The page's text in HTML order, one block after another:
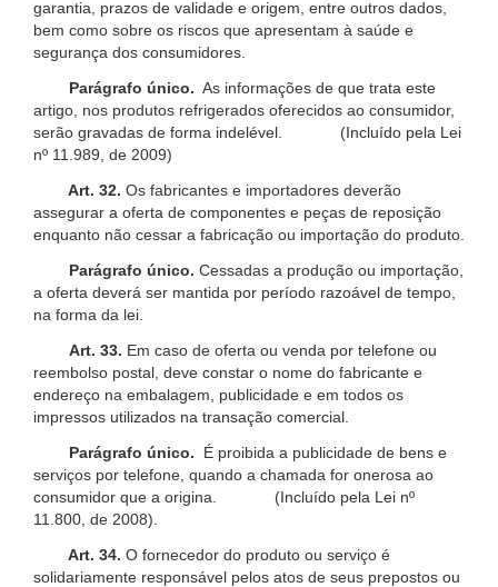
garantia, prazos de validade e origem, entre outros dados,
bem como sobre os riscos que apresentam à saúde e
segurança dos consumidores.
Parágrafo único. As informações de que trata este
artigo, nos produtos refrigerados oferecidos ao consumidor,
serão gravadas de forma indelével. (Incluído pela Lei
nº 11.989, de 2009)
Art. 32. Os fabricantes e importadores deverão
assegurar a oferta de componentes e peças de reposição
enquanto não cessar a fabricação ou importação do produto.
Parágrafo único. Cessadas a produção ou importação,
a oferta deverá ser mantida por período razoável de tempo,
na forma da lei.
Art. 33. Em caso de oferta ou venda por telefone ou
reembolso postal, deve constar o nome do fabricante e
endereço na embalagem, publicidade e em todos os
impressos utilizados na transação comercial.
Parágrafo único.
É proibida a publicidade de bens e
serviços por telefone, quando a chamada for onerosa ao
consumidor que a origina. (Incluído pela Lei nº
11.800, de 2008).
Art. 34. O fornecedor do produto ou serviço é
solidariamente responsável pelos atos de seus prepostos ou